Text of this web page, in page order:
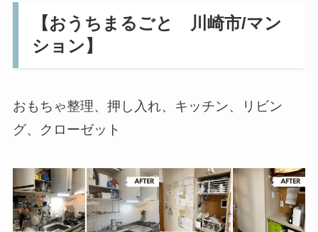
【おうちまるごと 川崎市/マン
ション】
おもちゃ整理、押し入れ、キッチン、リビン
グ、クローゼット